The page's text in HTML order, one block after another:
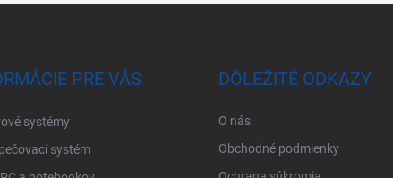
PRE VÁS
systémy
systém
DÔLEŽITÉ ODKAZY
O nás
Obchodné podmienky